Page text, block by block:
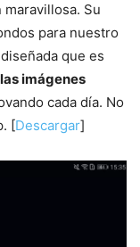
Su
para nuestro
que es
imágenes
cada día. No
[Descargar]